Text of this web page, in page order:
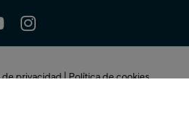
de privacidad|Política de cookies